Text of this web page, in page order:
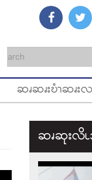
ဆၧဆၧးဎံၫဆၧး
ဆၧဆုးလိၬ